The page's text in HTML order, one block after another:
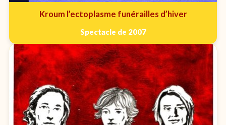
Kroum l’ectoplasme funérailles d’hiver
Spectacle de 2007